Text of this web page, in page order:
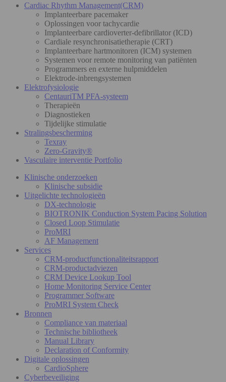
Cardiac Rhythm Management(CRM)
Implanteerbare pacemaker
Oplossingen voor tachycardie
Implanteerbare cardioverter-defibrillator (ICD)
Cardiale resynchronisatietherapie (CRT)
Implanteerbare hartmonitoren (ICM) systemen
Systemen voor remote monitoring van patiënten
Programmers en externe hulpmiddelen
Elektrode-inbrengsystemen
Elektrofysiologie
CentauriTM PFA-systeem
Therapieën
Diagnostieken
Tijdelijke stimulatie
Stralingsbescherming
Texray
Zero-Gravity®
Vasculaire interventie Portfolio
Klinische onderzoeken
Klinische subsidie
Uitgelichte technologieën
DX-technologie
BIOTRONIK Conduction System Pacing Solution
Closed Loop Stimulatie
ProMRI
AF Management
Services
CRM-productfunctionaliteitsrapport
CRM-productadviezen
CRM Device Lookup Tool
Home Monitoring Service Center
Programmer Software
ProMRI System Check
Bronnen
Compliance van materiaal
Technische bibliotheek
Manual Library
Declaration of Conformity
Digitale oplossingen
CardioSphere
Cyberbeveiliging